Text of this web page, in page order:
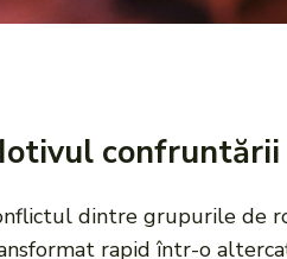
confruntării
dintre grupurile de
rapid într-o